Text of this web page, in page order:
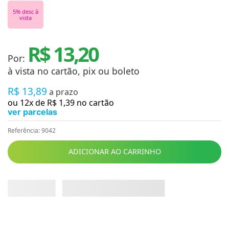
5% desc à
vista
Por: R$ 13,20
à vista no cartão, pix ou boleto
R$ 13,89 a prazo
ou 12x de R$ 1,39 no cartão
ver parcelas
Referência:9042
ADICIONAR AO CARRINHO